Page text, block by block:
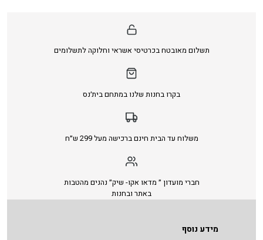
תשלום מאובטח בכרטיסי אשראי וחלוקה לתשלומים
בקרו בחנות שלנו במתחם בית׳נס
משלוח עד הבית חינם ברכישה מעל 299 ש״ח
חברי מועדון ״ מדאו אקו- שיק״ נהנים מהטבות
באתר ובחנות
מידע נוסף